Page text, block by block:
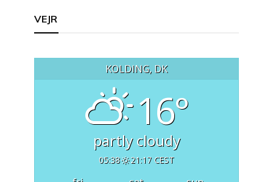
VEJR
KOLDING, DK
16°
partly cloudy
05:38 21:17 CEST